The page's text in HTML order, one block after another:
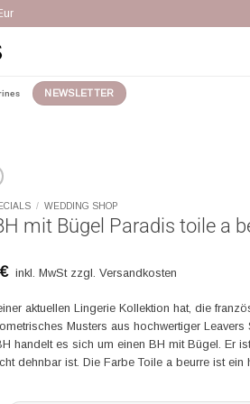
NEWSLETTER
/ WEDDING SHOP
mit Bügel Paradis toile a
€ inkl. MwSt zzgl. Versandkosten
aktuellen Lingerie Kollektion hat, die
Musters aus hochwertiger
handelt es sich um einen BH mit Bügel. Er
dehnbar ist. Die Farbe Toile a beurre ist ein